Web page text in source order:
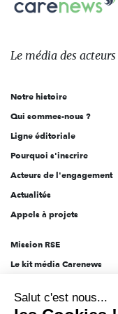
sur:
Le
des
l'engagement
Le média des acteurs
Notre histoire
Qui sommes-nous ?
Ligne éditoriale
Pourquoi s'inscrire
Acteurs de l'engagement
Actualités
Appels à projets
Mission RSE
Le kit média Carenews
AEF info
Salut c'est nous...